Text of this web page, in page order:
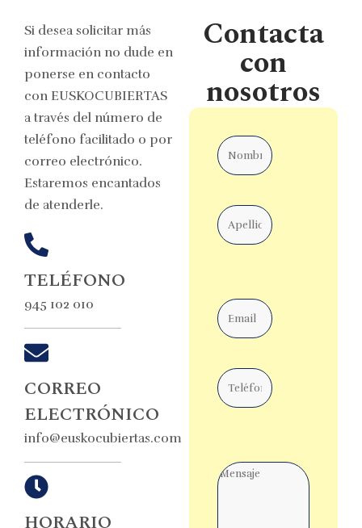
Si desea solicitar más
información no dude en
ponerse en contacto
con EUSKOCUBIERTAS
a través del número de
teléfono facilitado o por
correo electrónico.
Estaremos encantados
de atenderle.
TELÉFONO
945 102 010
CORREO
ELECTRÓNICO
info@euskocubiertas.com
HORARIO
Contacta
con
nosotros